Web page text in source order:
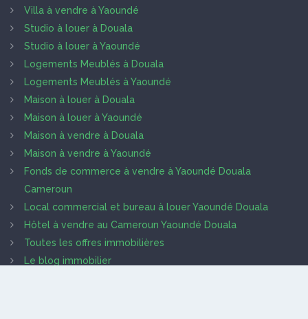
Villa à vendre à Yaoundé
Studio à louer à Douala
Studio à louer à Yaoundé
Logements Meublés à Douala
Logements Meublés à Yaoundé
Maison à louer à Douala
Maison à louer à Yaoundé
Maison à vendre à Douala
Maison à vendre à Yaoundé
Fonds de commerce à vendre à Yaoundé Douala
Cameroun
Local commercial et bureau à louer Yaoundé Douala
Hôtel à vendre au Cameroun Yaoundé Douala
Toutes les offres immobilières
Le blog immobilier